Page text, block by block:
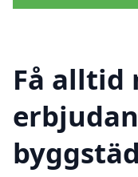
Få alltid